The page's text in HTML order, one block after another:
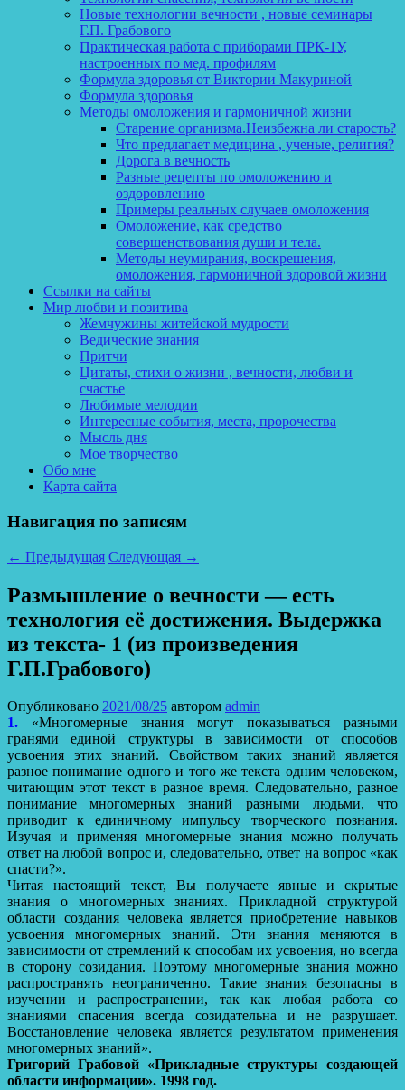
Новые технологии вечности , новые семинары
Г.П. Грабового
Практическая работа с приборами ПРК-1У,
настроенных по мед. профилям
Формула здоровья от Виктории Макуриной
Формула здоровья
Методы омоложения и гармоничной жизни
Старение организма.Неизбежна ли старость?
Что предлагает медицина , ученые, религия?
Дорога в вечность
Разные рецепты по омоложению и
оздоровлению
Примеры реальных случаев омоложения
Омоложение, как средство
совершенствования души и тела.
Методы неумирания, воскрешения,
омоложения, гармоничной здоровой жизни
Ссылки на сайты
Мир любви и позитива
Жемчужины житейской мудрости
Ведические знания
Притчи
Цитаты, стихи о жизни , вечности, любви и
счастье
Любимые мелодии
Интересные события, места, пророчества
Мысль дня
Мое творчество
Обо мне
Карта сайта
Навигация по записям
← Предыдущая Следующая →
Размышление о вечности — есть
технология её достижения. Выдержка
из текста- 1 (из произведения
Г.П.Грабового)
Опубликовано 2021/08/25 автором admin
1.
«Многомерные знания могут показываться разными
гранями единой структуры в зависимости от способов
усвоения этих знаний. Свойством таких знаний является
разное понимание одного и того же текста одним человеком,
читающим этот текст в разное время. Следовательно, разное
понимание многомерных знаний разными людьми, что
приводит к единичному импульсу творческого познания.
Изучая и применяя многомерные знания можно получать
ответ на любой вопрос и, следовательно, ответ на вопрос «как
спасти?».
Читая настоящий текст, Вы получаете явные и скрытые
знания о многомерных знаниях. Прикладной структурой
области создания человека является приобретение навыков
усвоения многомерных знаний. Эти знания меняются в
зависимости от стремлений к способам их усвоения, но всегда
в сторону созидания. Поэтому многомерные знания можно
распространять неограниченно. Такие знания безопасны в
изучении и распространении, так как любая работа со
знаниями спасения всегда созидательна и не разрушает.
Восстановление человека является результатом применения
многомерных знаний».
Григорий Грабовой «Прикладные структуры создающей
области информации». 1998 год.